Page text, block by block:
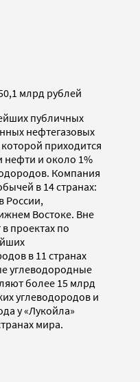
млрд рублей
публичных
нефтегазовых
приходится
и около 1%
Компания
в 14 странах:
России,
Востоке. Вне
в проектах по
в 11 странах
углеводородные
более 15 млрд
углеводородов и
у «Лукойла»
мира.